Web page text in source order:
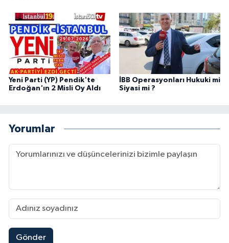
Yeni Parti (YP) Pendik'te
Erdoğan'ın 2 Misli Oy Aldı
İBB Operasyonları Hukuki mi
Siyasi mi ?
Yorumlar
Gönder